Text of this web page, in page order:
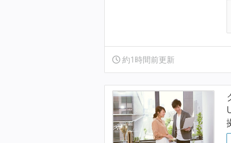
約1時間前更新